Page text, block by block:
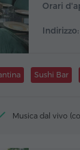
Orari
Indirizzo:
Sushi Bar
Musica dal vivo